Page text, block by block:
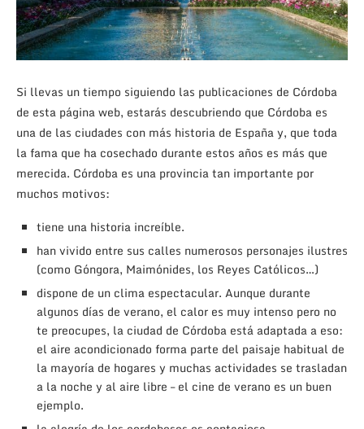
Si llevas un tiempo siguiendo las publicaciones de Córdoba
de esta página web, estarás descubriendo que Córdoba es
una de las ciudades con más historia de España y, que toda
la fama que ha cosechado durante estos años es más que
merecida. Córdoba es una provincia tan importante por
muchos motivos:
tiene una historia increíble.
han vivido entre sus calles numerosos personajes ilustres
(como Góngora, Maimónides, los Reyes Católicos…)
dispone de un clima espectacular. Aunque durante
algunos días de verano, el calor es muy intenso pero no
te preocupes, la ciudad de Córdoba está adaptada a eso:
el aire acondicionado forma parte del paisaje habitual de
la mayoría de hogares y muchas actividades se trasladan
a la noche y al aire libre – el cine de verano es un buen
ejemplo.